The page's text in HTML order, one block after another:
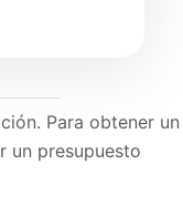
Para obtener un
un presupuesto